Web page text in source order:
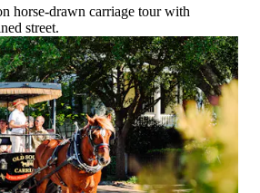
horse-drawn carriage tour with
street.